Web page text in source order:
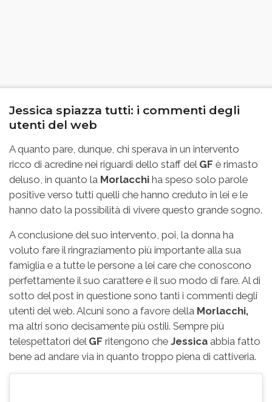
Jessica spiazza tutti: i commenti degli
utenti del web
A quanto pare, dunque, chi sperava in un intervento
ricco di acredine nei riguardi dello staff del GF è rimasto
deluso, in quanto la Morlacchi ha speso solo parole
positive verso tutti quelli che hanno creduto in lei e le
hanno dato la possibilità di vivere questo grande sogno.
A conclusione del suo intervento, poi, la donna ha
voluto fare il ringraziamento più importante alla sua
famiglia e a tutte le persone a lei care che conoscono
perfettamente il suo carattere e il suo modo di fare. Al di
sotto del post in questione sono tanti i commenti degli
utenti del web. Alcuni sono a favore della Morlacchi,
ma altri sono decisamente più ostili. Sempre più
telespettatori del GF ritengono che Jessica abbia fatto
bene ad andare via in quanto troppo piena di cattiveria.